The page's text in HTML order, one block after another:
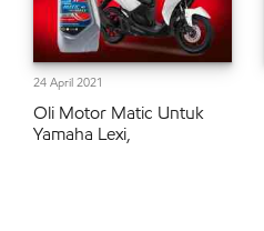
24 April 2021
Oli Motor Matic Untuk
Yamaha Lexi,